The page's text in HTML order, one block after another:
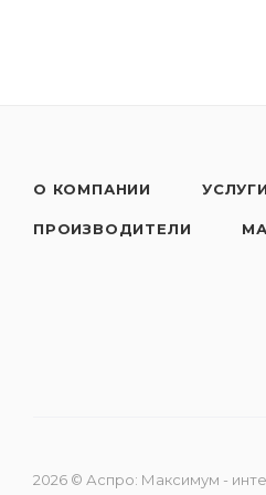
О КОМПАНИИ УСЛУГИ
ПРОИЗВОДИТЕЛИ
2026 © Аспро: Максимум -